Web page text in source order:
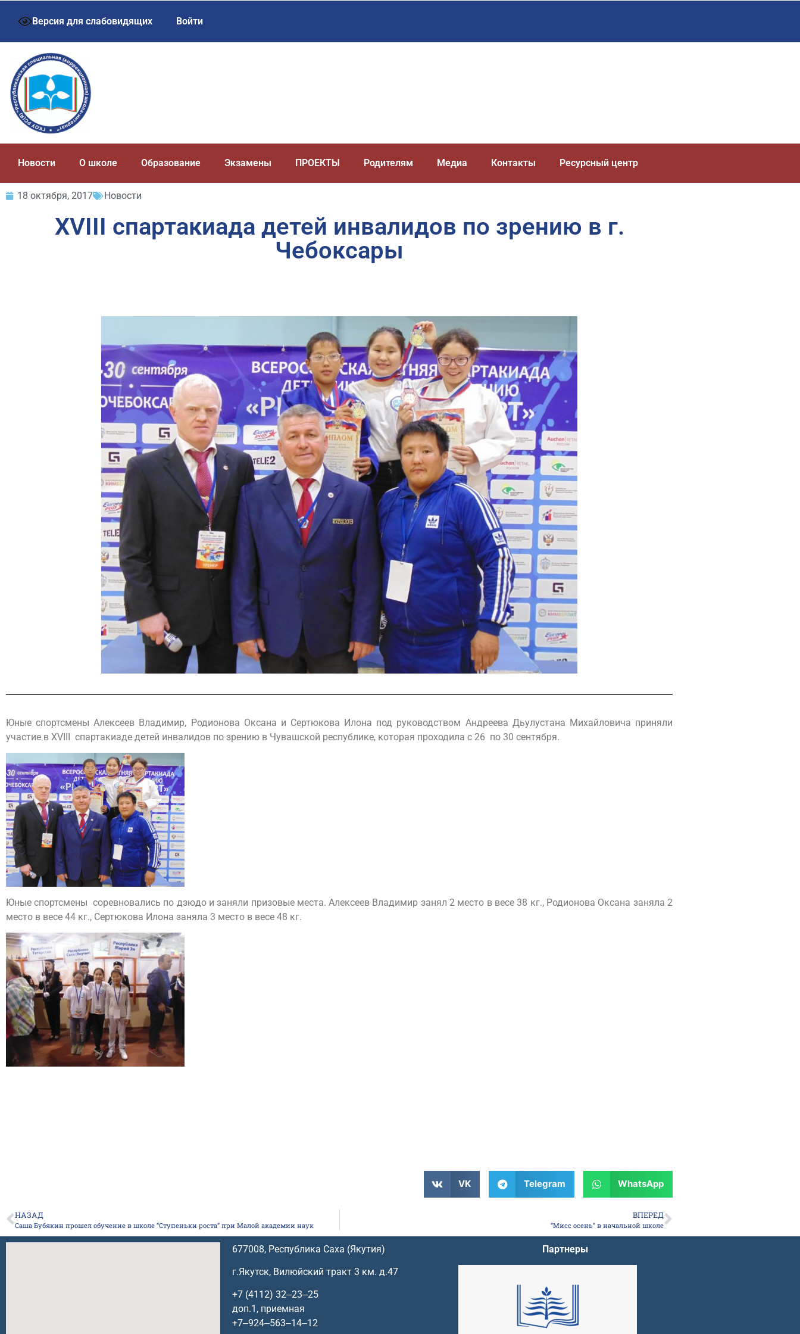
Версия для слабовидящих Войти
Новости О школе Образование Экзамены ПРОЕКТЫ Родителям Медиа Контакты Ресурсный центр
18 октября, 2017 Новости
XVIII спартакиада детей инвалидов по зрению в г.
Чебоксары
Юные спортсмены Алексеев Владимир, Родионова Оксана и Сертюкова Илона под руководством Андреева Дьулустана Михайловича приняли
участие в XVIII спартакиаде детей инвалидов по зрению в Чувашской республике, которая проходила с 26 по 30 сентября.
Юные спортсмены соревновались по дзюдо и заняли призовые места. Алексеев Владимир занял 2 место в весе 38 кг., Родионова Оксана заняла 2
место в весе 44 кг., Сертюкова Илона заняла 3 место в весе 48 кг.
VK Telegram WhatsApp
НАЗАД
Саша Бубякин прошел обучение в школе “Ступеньки роста” при Малой академии наук
ВПЕРЕД
“Мисс осень” в начальной школе
677008, Республика Саха (Якутия)
г.Якутск, Вилюйский тракт 3 км. д.47
+7 (4112) 32‒23‒25
доп.1, приемная
+7‒924‒563‒14‒12
Партнеры